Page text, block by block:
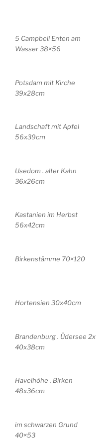
5 Campbell Enten am
Wasser 38×56
Potsdam mit Kirche
39x28cm
Landschaft mit Apfel
56x39cm
Usedom . alter Kahn
36x26cm
Kastanien im Herbst
56x42cm
Birkenstämme 70×120
Hortensien 30x40cm
Brandenburg . Üdersee 2x
40x38cm
Havelhöhe . Birken
48x36cm
im schwarzen Grund
40×53